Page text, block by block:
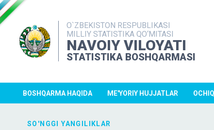
O`ZBEKISTON RESPUBLIKASI
MILLIY STATISTIKA QO‘MITASI
NAVOIY VILOYATI
STATISTIKA BOSHQARMASI
BOSHQARMA HAQIDA ME'YORIY HUJJATLAR
SO'NGGI YANGILIKLAR